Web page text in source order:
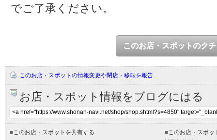
でご了承ください。
このお店・スポットのク
このお店・スポットの情報変更や閉店・移転を報告
お店・スポット情報をブログにはる
■ このお店・スポットを共有する ■ このお店・スポ